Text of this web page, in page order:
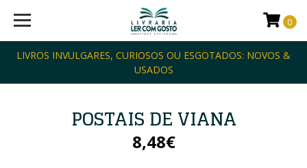
LIVROS INVULGARES, CURIOSOS OU ESGOTADOS: NOVOS &
USADOS
0
POSTAIS DE VIANA
8,48€